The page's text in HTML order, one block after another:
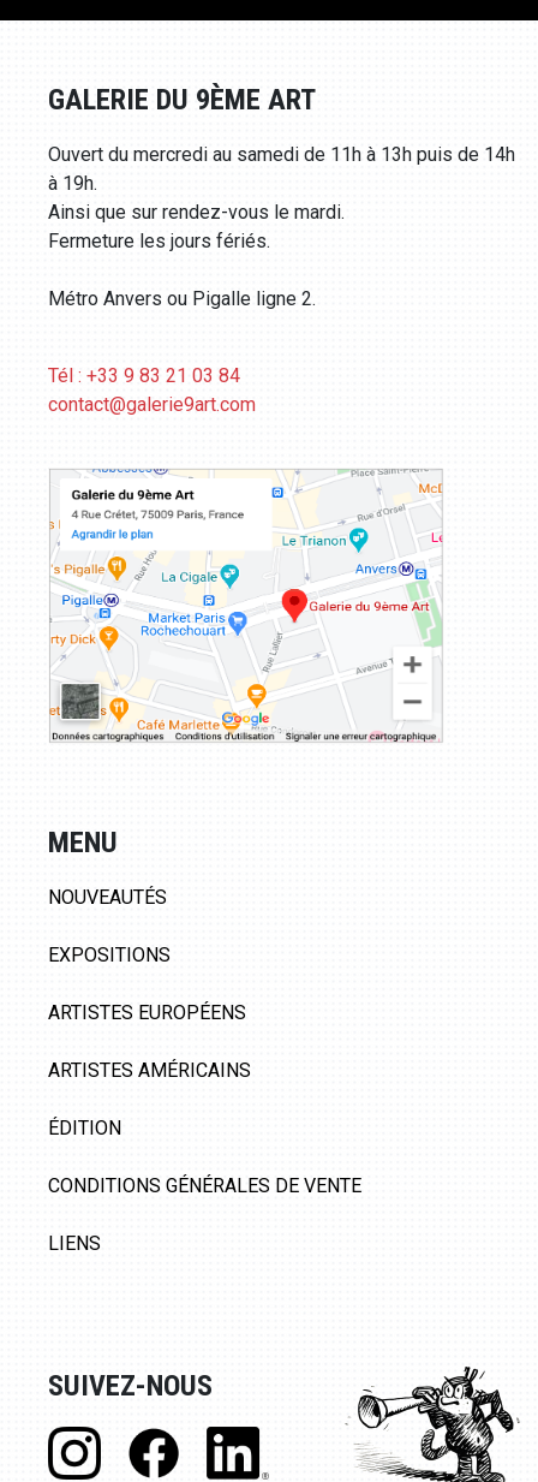
GALERIE DU 9ÈME ART
Ouvert du mercredi au samedi de 11h à 13h puis de 14h
à 19h.
Ainsi que sur rendez-vous le mardi.
Fermeture les jours fériés.
Métro Anvers ou Pigalle ligne 2.
Tél : +33 9 83 21 03 84
contact@galerie9art.com
MENU
NOUVEAUTÉS
EXPOSITIONS
ARTISTES EUROPÉENS
ARTISTES AMÉRICAINS
ÉDITION
CONDITIONS GÉNÉRALES DE VENTE
LIENS
SUIVEZ-NOUS